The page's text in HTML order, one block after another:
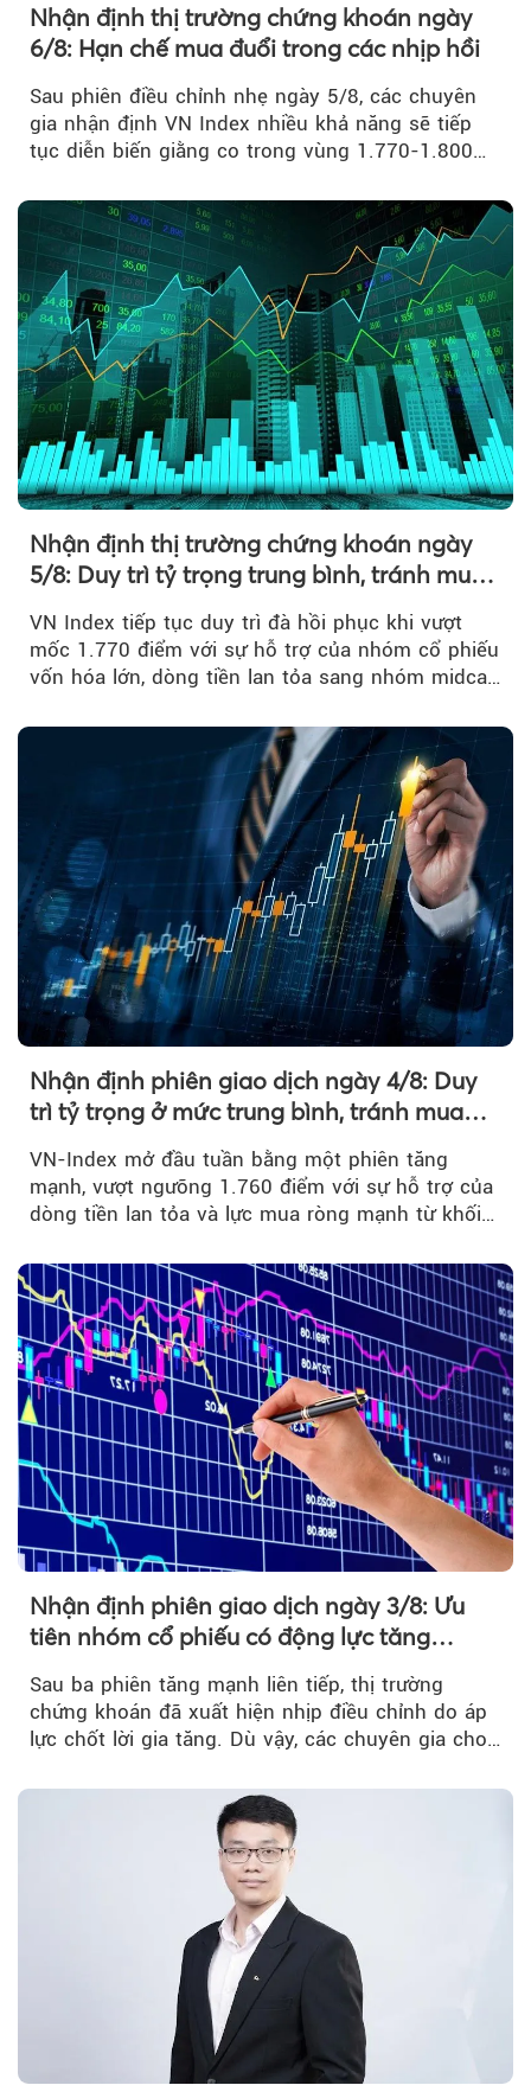
Nhận định thị trường chứng khoán ngày
6/8: Hạn chế mua đuổi trong các nhịp hồi
Sau phiên điều chỉnh nhẹ ngày 5/8, các chuyên
gia nhận định VN Index nhiều khả năng sẽ tiếp
tục diễn biến giằng co trong vùng 1.770-1.800
Nhận định thị trường chứng khoán ngày
5/8: Duy trì tỷ trọng trung bình, tránh mua
VN Index tiếp tục duy trì đà hồi phục khi vượt
mốc 1.770 điểm với sự hỗ trợ của nhóm cổ phiếu
vốn hóa lớn, dòng tiền lan tỏa sang nhóm midcap
Nhận định phiên giao dịch ngày 4/8: Duy
trì tỷ trọng ở mức trung bình, tránh mua
VN-Index mở đầu tuần bằng một phiên tăng
mạnh, vượt ngưỡng 1.760 điểm với sự hỗ trợ của
dòng tiền lan tỏa và lực mua ròng mạnh từ khối
Nhận định phiên giao dịch ngày 3/8: Ưu
tiên nhóm cổ phiếu có động lực tăng
Sau ba phiên tăng mạnh liên tiếp, thị trường
chứng khoán đã xuất hiện nhịp điều chỉnh do áp
lực chốt lời gia tăng. Dù vậy, các chuyên gia cho